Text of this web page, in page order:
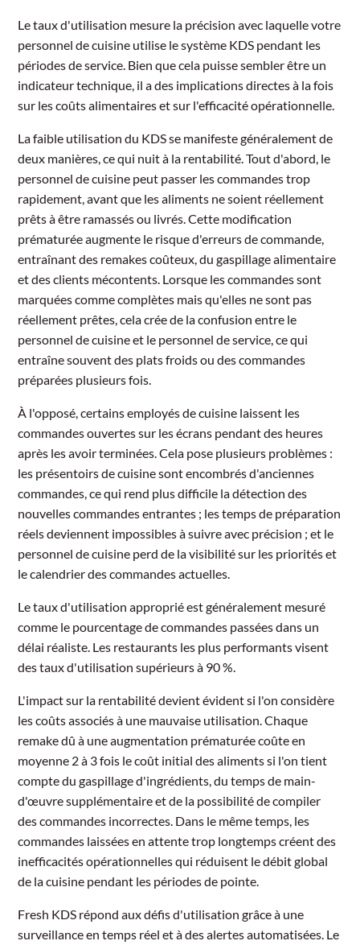
Le taux d'utilisation mesure la précision avec laquelle votre
personnel de cuisine utilise le système KDS pendant les
périodes de service. Bien que cela puisse sembler être un
indicateur technique, il a des implications directes à la fois
sur les coûts alimentaires et sur l'efficacité opérationnelle.
La faible utilisation du KDS se manifeste généralement de
deux manières, ce qui nuit à la rentabilité. Tout d'abord, le
personnel de cuisine peut passer les commandes trop
rapidement, avant que les aliments ne soient réellement
prêts à être ramassés ou livrés. Cette modification
prématurée augmente le risque d'erreurs de commande,
entraînant des remakes coûteux, du gaspillage alimentaire
et des clients mécontents. Lorsque les commandes sont
marquées comme complètes mais qu'elles ne sont pas
réellement prêtes, cela crée de la confusion entre le
personnel de cuisine et le personnel de service, ce qui
entraîne souvent des plats froids ou des commandes
préparées plusieurs fois.
À l'opposé, certains employés de cuisine laissent les
commandes ouvertes sur les écrans pendant des heures
après les avoir terminées. Cela pose plusieurs problèmes :
les présentoirs de cuisine sont encombrés d'anciennes
commandes, ce qui rend plus difficile la détection des
nouvelles commandes entrantes ; les temps de préparation
réels deviennent impossibles à suivre avec précision ; et le
personnel de cuisine perd de la visibilité sur les priorités et
le calendrier des commandes actuelles.
Le taux d'utilisation approprié est généralement mesuré
comme le pourcentage de commandes passées dans un
délai réaliste. Les restaurants les plus performants visent
des taux d'utilisation supérieurs à 90 %.
L'impact sur la rentabilité devient évident si l'on considère
les coûts associés à une mauvaise utilisation. Chaque
remake dû à une augmentation prématurée coûte en
moyenne 2 à 3 fois le coût initial des aliments si l'on tient
compte du gaspillage d'ingrédients, du temps de main-
d'œuvre supplémentaire et de la possibilité de compiler
des commandes incorrectes. Dans le même temps, les
commandes laissées en attente trop longtemps créent des
inefficacités opérationnelles qui réduisent le débit global
de la cuisine pendant les périodes de pointe.
Fresh KDS répond aux défis d'utilisation grâce à une
surveillance en temps réel et à des alertes automatisées. Le